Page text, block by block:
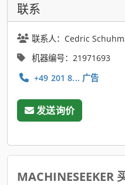
联系
联系人：Cedric
机器编号：21971693
+49 201 8... 广告
发送询价
MACHINESEEKER